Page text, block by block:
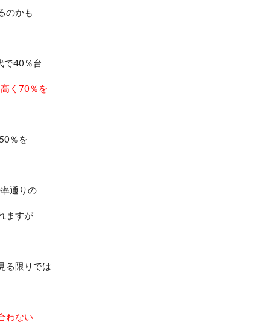
のかも
で40 ％台
く 70 ％を
50 ％を
通りの
ますが
る限りでは
わない